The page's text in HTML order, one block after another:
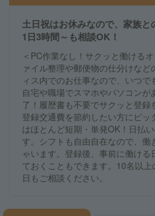
土日祝はお休みなので、家族と
1日3時間～も相談OK！
＜PC作業なし！サクッと働ける
ァイル整理や郵便物の仕分けなど
ィス内でのお仕事なので、いつで
自宅や職場でスマホやパソコンが
了！履歴書も不要でサクッと登録
登録交通費を節約したい方にピッ
はほとんど短期・単発OK！日払
す。シフトも自由自在なので、働
ゃいます。登録後、事前に働ける
ておくこともできます。10名以
日もご相談ください。